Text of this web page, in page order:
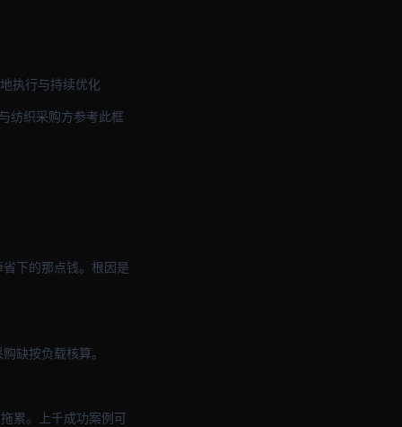
执行与持续优化
纺织采购方参考此框
下的那点钱。根因是
缺按负载核算。
累。上千成功案例可